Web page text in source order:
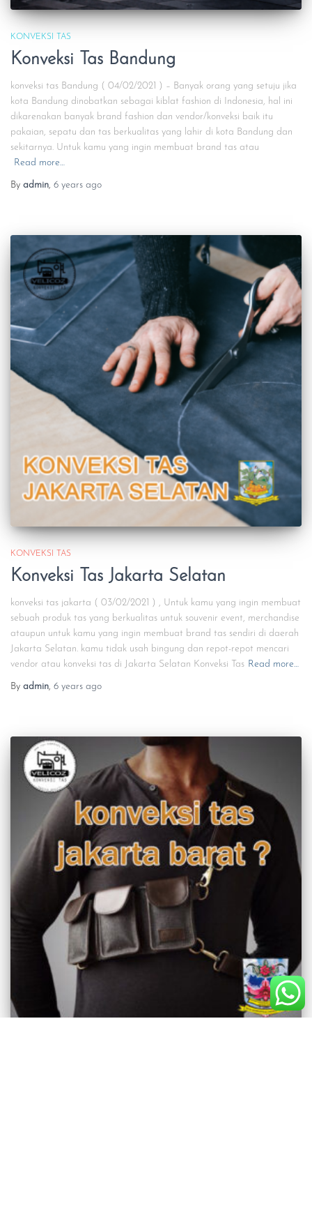
KONVEKSI TAS
Konveksi Tas Bandung
konveksi tas Bandung ( 04/02/2021 ) – Banyak orang yang setuju jika
kota Bandung dinobatkan sebagai kiblat fashion di Indonesia, hal ini
dikarenakan banyak brand fashion dan vendor/konveksi baik itu
pakaian, sepatu dan tas berkualitas yang lahir di kota Bandung dan
sekitarnya. Untuk kamu yang ingin membuat brand tas atau
Read more…
By admin, 6 years ago
KONVEKSI TAS
Konveksi Tas Jakarta Selatan
konveksi tas jakarta ( 03/02/2021 ) , Untuk kamu yang ingin membuat
sebuah produk tas yang berkualitas untuk souvenir event, merchandise
ataupun untuk kamu yang ingin membuat brand tas sendiri di daerah
Jakarta Selatan. kamu tidak usah bingung dan repot-repot mencari
vendor atau konveksi tas di Jakarta Selatan Konveksi Tas Read more…
By admin, 6 years ago